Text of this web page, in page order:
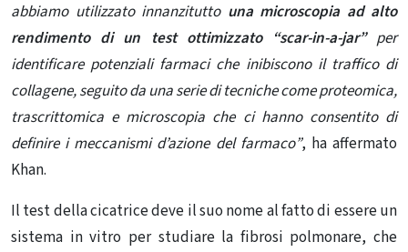
abbiamo utilizzato innanzitutto una microscopia ad alto
rendimento di un test ottimizzato “scar-in-a-jar” per
identificare potenziali farmaci che inibiscono il traffico di
collagene, seguito da una serie di tecniche come proteomica,
trascrittomica e microscopia che ci hanno consentito di
definire i meccanismi d’azione del farmaco”, ha affermato
Khan.
Il test della cicatrice deve il suo nome al fatto di essere un
sistema in vitro per studiare la fibrosi polmonare, che